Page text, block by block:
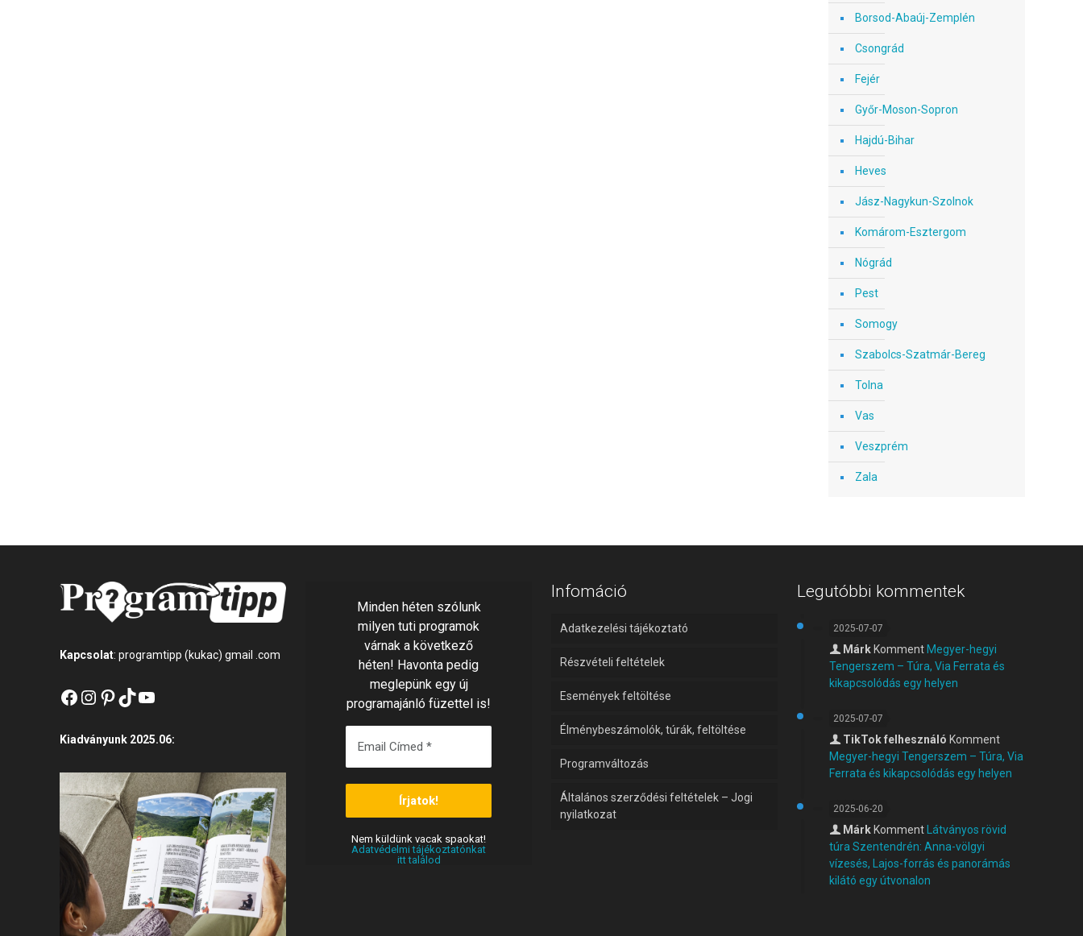
Borsod-Abaúj-Zemplén
Csongrád
Fejér
Győr-Moson-Sopron
Hajdú-Bihar
Heves
Jász-Nagykun-Szolnok
Komárom-Esztergom
Nógrád
Pest
Somogy
Szabolcs-Szatmár-Bereg
Tolna
Vas
Veszprém
Zala
Kapcsolat: programtipp (kukac) gmail .com
Facebook
Instagram
Pinterest
TikTok
YouTube
Kiadványunk 2025.06:
Minden héten szólunk
milyen tuti programok
várnak a következő
héten! Havonta pedig
meglepünk egy új
programajánló füzettel is!
Nem küldünk vacak spaokat!
Adatvédelmi tájékoztatónkat
itt találod
Infomáció
Adatkezelési tájékoztató
Részvételi feltételek
Események feltöltése
Élménybeszámolók, túrák, feltöltése
Programváltozás
Általános szerződési feltételek – Jogi
nyilatkozat
Legutóbbi kommentek
2025-07-07
Márk Komment Megyer-hegyi
Tengerszem – Túra, Via Ferrata és
kikapcsolódás egy helyen
2025-07-07
TikTok felhesználó Komment
Megyer-hegyi Tengerszem – Túra, Via
Ferrata és kikapcsolódás egy helyen
2025-06-20
Márk Komment
Látványos rövid
túra Szentendrén: Anna-völgyi
vízesés, Lajos-forrás és panorámás
kilátó egy útvonalon